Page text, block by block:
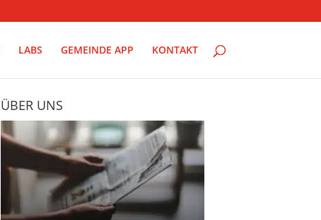
LABS GEMEINDE APP KONTAKT
ÜBER UNS